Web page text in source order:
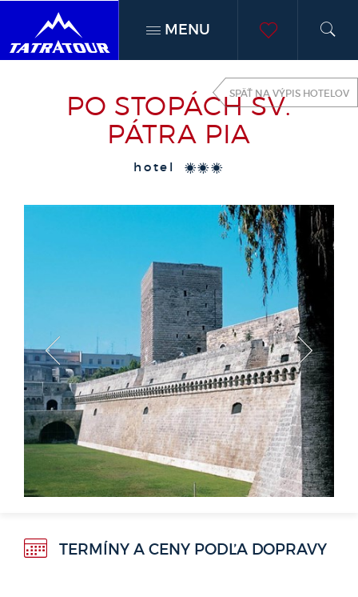
MENU
SPÄŤ NA VÝPIS HOTELOV
PO STOPÁCH SV.
PÁTRA PIA
hotel ***
< >
TERMÍNY A CENY PODĽA DOPRAVY